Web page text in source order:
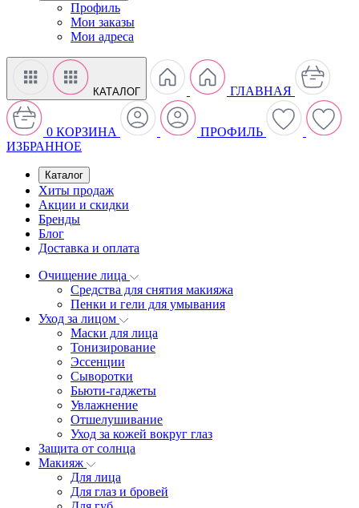
Профиль
Мои заказы
Мои адреса
КАТАЛОГ ГЛАВНАЯ
0 КОРЗИНА
ПРОФИЛЬ
ИЗБРАННОЕ
Каталог
Хиты продаж
Акции и скидки
Бренды
Блог
Доставка и оплата
Очищение лица
Средства для снятия макияжа
Пенки и гели для умывания
Уход за лицом
Маски для лица
Тонизирование
Эссенции
Сыворотки
Бьюти-гаджеты
Увлажнение
Отшелушивание
Уход за кожей вокруг глаз
Защита от солнца
Макияж
Для лица
Для глаз и бровей